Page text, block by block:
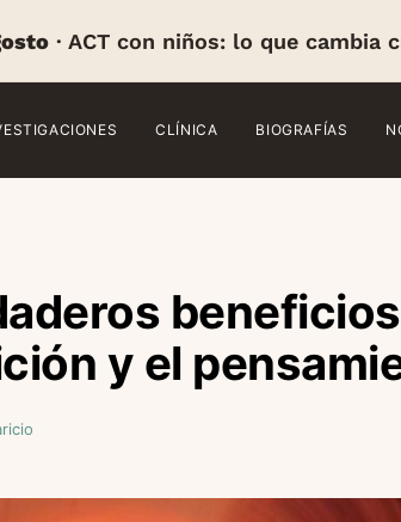
· ACT con niños: lo que cambia
CLÍNICA BIOGRAFÍAS
y el